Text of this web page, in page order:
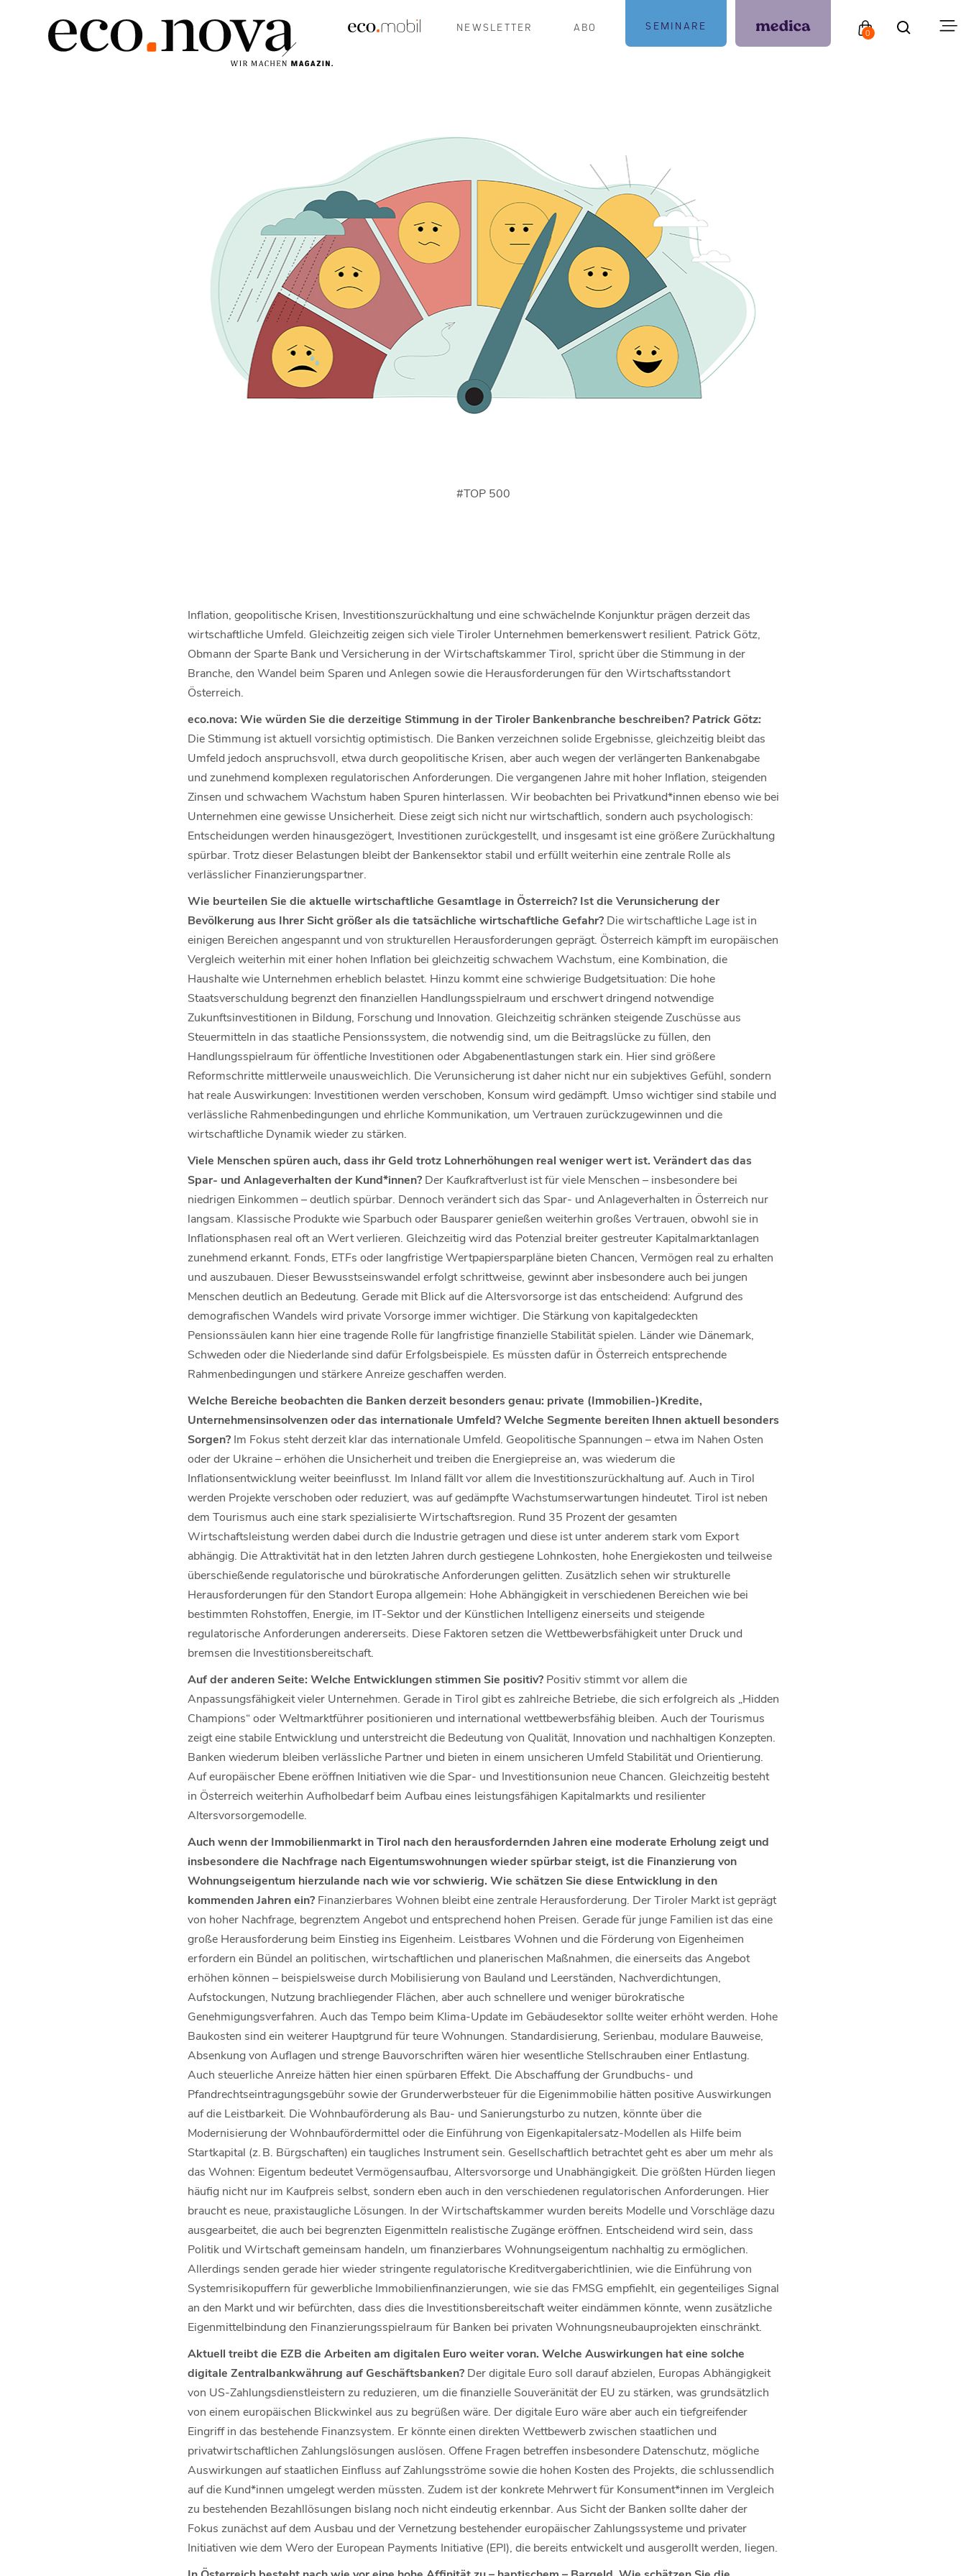
NEWSLETTER ABO SEMINARE
0
#TOP 500
Inflation, geopolitische Krisen, Investitionszurückhaltung und eine schwächelnde Konjunktur prägen derzeit das
wirtschaftliche Umfeld. Gleichzeitig zeigen sich viele Tiroler Unternehmen bemerkenswert resilient. Patrick Götz,
Obmann der Sparte Bank und Versicherung in der Wirtschaftskammer Tirol, spricht über die Stimmung in der
Branche, den Wandel beim Sparen und Anlegen sowie die Herausforderungen für den Wirtschaftsstandort
Österreich.
eco.nova: Wie würden Sie die derzeitige Stimmung in der Tiroler Bankenbranche beschreiben? Patrick Götz:
Die Stimmung ist aktuell vorsichtig optimistisch. Die Banken verzeichnen solide Ergebnisse, gleichzeitig bleibt das
Umfeld jedoch anspruchsvoll, etwa durch geopolitische Krisen, aber auch wegen der verlängerten Bankenabgabe
und zunehmend komplexen regulatorischen Anforderungen. Die vergangenen Jahre mit hoher Inflation, steigenden
Zinsen und schwachem Wachstum haben Spuren hinterlassen. Wir beobachten bei Privatkund*innen ebenso wie bei
Unternehmen eine gewisse Unsicherheit. Diese zeigt sich nicht nur wirtschaftlich, sondern auch psychologisch:
Entscheidungen werden hinausgezögert, Investitionen zurückgestellt, und insgesamt ist eine größere Zurückhaltung
spürbar. Trotz dieser Belastungen bleibt der Bankensektor stabil und erfüllt weiterhin eine zentrale Rolle als
verlässlicher Finanzierungspartner.
Wie beurteilen Sie die aktuelle wirtschaftliche Gesamtlage in Österreich? Ist die Verunsicherung der
Bevölkerung aus Ihrer Sicht größer als die tatsächliche wirtschaftliche Gefahr? Die wirtschaftliche Lage ist in
einigen Bereichen angespannt und von strukturellen Herausforderungen geprägt. Österreich kämpft im europäischen
Vergleich weiterhin mit einer hohen Inflation bei gleichzeitig schwachem Wachstum, eine Kombination, die
Haushalte wie Unternehmen erheblich belastet. Hinzu kommt eine schwierige Budgetsituation: Die hohe
Staatsverschuldung begrenzt den finanziellen Handlungsspielraum und erschwert dringend notwendige
Zukunftsinvestitionen in Bildung, Forschung und Innovation. Gleichzeitig schränken steigende Zuschüsse aus
Steuermitteln in das staatliche Pensionssystem, die notwendig sind, um die Beitragslücke zu füllen, den
Handlungsspielraum für öffentliche Investitionen oder Abgabenentlastungen stark ein. Hier sind größere
Reformschritte mittlerweile unausweichlich. Die Verunsicherung ist daher nicht nur ein subjektives Gefühl, sondern
hat reale Auswirkungen: Investitionen werden verschoben, Konsum wird gedämpft. Umso wichtiger sind stabile und
verlässliche Rahmenbedingungen und ehrliche Kommunikation, um Vertrauen zurückzugewinnen und die
wirtschaftliche Dynamik wieder zu stärken.
Viele Menschen spüren auch, dass ihr Geld trotz Lohnerhöhungen real weniger wert ist. Verändert das das
Spar- und Anlageverhalten der Kund*innen? Der Kaufkraftverlust ist für viele Menschen – insbesondere bei
niedrigen Einkommen – deutlich spürbar. Dennoch verändert sich das Spar- und Anlageverhalten in Österreich nur
langsam. Klassische Produkte wie Sparbuch oder Bausparer genießen weiterhin großes Vertrauen, obwohl sie in
Inflationsphasen real oft an Wert verlieren. Gleichzeitig wird das Potenzial breiter gestreuter Kapitalmarktanlagen
zunehmend erkannt. Fonds, ETFs oder langfristige Wertpapiersparpläne bieten Chancen, Vermögen real zu erhalten
und auszubauen. Dieser Bewusstseinswandel erfolgt schrittweise, gewinnt aber insbesondere auch bei jungen
Menschen deutlich an Bedeutung. Gerade mit Blick auf die Altersvorsorge ist das entscheidend: Aufgrund des
demografischen Wandels wird private Vorsorge immer wichtiger. Die Stärkung von kapitalgedeckten
Pensionssäulen kann hier eine tragende Rolle für langfristige finanzielle Stabilität spielen. Länder wie Dänemark,
Schweden oder die Niederlande sind dafür Erfolgsbeispiele. Es müssten dafür in Österreich entsprechende
Rahmenbedingungen und stärkere Anreize geschaffen werden.
Welche Bereiche beobachten die Banken derzeit besonders genau: private (Immobilien-)Kredite,
Unternehmensinsolvenzen oder das internationale Umfeld? Welche Segmente bereiten Ihnen aktuell besonders
Sorgen? Im Fokus steht derzeit klar das internationale Umfeld. Geopolitische Spannungen – etwa im Nahen Osten
oder der Ukraine – erhöhen die Unsicherheit und treiben die Energiepreise an, was wiederum die
Inflationsentwicklung weiter beeinflusst. Im Inland fällt vor allem die Investitionszurückhaltung auf. Auch in Tirol
werden Projekte verschoben oder reduziert, was auf gedämpfte Wachstumserwartungen hindeutet. Tirol ist neben
dem Tourismus auch eine stark spezialisierte Wirtschaftsregion. Rund 35 Prozent der gesamten
Wirtschaftsleistung werden dabei durch die Industrie getragen und diese ist unter anderem stark vom Export
abhängig. Die Attraktivität hat in den letzten Jahren durch gestiegene Lohnkosten, hohe Energiekosten und teilweise
überschießende regulatorische und bürokratische Anforderungen gelitten. Zusätzlich sehen wir strukturelle
Herausforderungen für den Standort Europa allgemein: Hohe Abhängigkeit in verschiedenen Bereichen wie bei
bestimmten Rohstoffen, Energie, im IT-Sektor und der Künstlichen Intelligenz einerseits und steigende
regulatorische Anforderungen andererseits. Diese Faktoren setzen die Wettbewerbsfähigkeit unter Druck und
bremsen die Investitionsbereitschaft.
Auf der anderen Seite: Welche Entwicklungen stimmen Sie positiv? Positiv stimmt vor allem die
Anpassungsfähigkeit vieler Unternehmen. Gerade in Tirol gibt es zahlreiche Betriebe, die sich erfolgreich als „Hidden
Champions“ oder Weltmarktführer positionieren und international wettbewerbsfähig bleiben. Auch der Tourismus
zeigt eine stabile Entwicklung und unterstreicht die Bedeutung von Qualität, Innovation und nachhaltigen Konzepten.
Banken wiederum bleiben verlässliche Partner und bieten in einem unsicheren Umfeld Stabilität und Orientierung.
Auf europäischer Ebene eröffnen Initiativen wie die Spar- und Investitionsunion neue Chancen. Gleichzeitig besteht
in Österreich weiterhin Aufholbedarf beim Aufbau eines leistungsfähigen Kapitalmarkts und resilienter
Altersvorsorgemodelle.
Auch wenn der Immobilienmarkt in Tirol nach den herausfordernden Jahren eine moderate Erholung zeigt und
insbesondere die Nachfrage nach Eigentumswohnungen wieder spürbar steigt, ist die Finanzierung von
Wohnungseigentum hierzulande nach wie vor schwierig. Wie schätzen Sie diese Entwicklung in den
kommenden Jahren ein? Finanzierbares Wohnen bleibt eine zentrale Herausforderung. Der Tiroler Markt ist geprägt
von hoher Nachfrage, begrenztem Angebot und entsprechend hohen Preisen. Gerade für junge Familien ist das eine
große Herausforderung beim Einstieg ins Eigenheim. Leistbares Wohnen und die Förderung von Eigenheimen
erfordern ein Bündel an politischen, wirtschaftlichen und planerischen Maßnahmen, die einerseits das Angebot
erhöhen können – beispielsweise durch Mobilisierung von Bauland und Leerständen, Nachverdichtungen,
Aufstockungen, Nutzung brachliegender Flächen, aber auch schnellere und weniger bürokratische
Genehmigungsverfahren. Auch das Tempo beim Klima-Update im Gebäudesektor sollte weiter erhöht werden. Hohe
Baukosten sind ein weiterer Hauptgrund für teure Wohnungen. Standardisierung, Serienbau, modulare Bauweise,
Absenkung von Auflagen und strenge Bauvorschriften wären hier wesentliche Stellschrauben einer Entlastung.
Auch steuerliche Anreize hätten hier einen spürbaren Effekt. Die Abschaffung der Grundbuchs- und
Pfandrechtseintragungsgebühr sowie der Grunderwerbsteuer für die Eigenimmobilie hätten positive Auswirkungen
auf die Leistbarkeit. Die Wohnbauförderung als Bau- und Sanierungsturbo zu nutzen, könnte über die
Modernisierung der Wohnbaufördermittel oder die Einführung von Eigenkapitalersatz-Modellen als Hilfe beim
Startkapital (z. B. Bürgschaften) ein taugliches Instrument sein. Gesellschaftlich betrachtet geht es aber um mehr als
das Wohnen: Eigentum bedeutet Vermögensaufbau, Altersvorsorge und Unabhängigkeit. Die größten Hürden liegen
häufig nicht nur im Kaufpreis selbst, sondern eben auch in den verschiedenen regulatorischen Anforderungen. Hier
braucht es neue, praxistaugliche Lösungen. In der Wirtschaftskammer wurden bereits Modelle und Vorschläge dazu
ausgearbeitet, die auch bei begrenzten Eigenmitteln realistische Zugänge eröffnen. Entscheidend wird sein, dass
Politik und Wirtschaft gemeinsam handeln, um finanzierbares Wohnungseigentum nachhaltig zu ermöglichen.
Allerdings senden gerade hier wieder stringente regulatorische Kreditvergaberichtlinien, wie die Einführung von
Systemrisikopuffern für gewerbliche Immobilienfinanzierungen, wie sie das FMSG empfiehlt, ein gegenteiliges Signal
an den Markt und wir befürchten, dass dies die Investitionsbereitschaft weiter eindämmen könnte, wenn zusätzliche
Eigenmittelbindung den Finanzierungsspielraum für Banken bei privaten Wohnungsneubauprojekten einschränkt.
Aktuell treibt die EZB die Arbeiten am digitalen Euro weiter voran. Welche Auswirkungen hat eine solche
digitale Zentralbankwährung auf Geschäftsbanken? Der digitale Euro soll darauf abzielen, Europas Abhängigkeit
von US-Zahlungsdienstleistern zu reduzieren, um die finanzielle Souveränität der EU zu stärken, was grundsätzlich
von einem europäischen Blickwinkel aus zu begrüßen wäre. Der digitale Euro wäre aber auch ein tiefgreifender
Eingriff in das bestehende Finanzsystem. Er könnte einen direkten Wettbewerb zwischen staatlichen und
privatwirtschaftlichen Zahlungslösungen auslösen. Offene Fragen betreffen insbesondere Datenschutz, mögliche
Auswirkungen auf staatlichen Einfluss auf Zahlungsströme sowie die hohen Kosten des Projekts, die schlussendlich
auf die Kund*innen umgelegt werden müssten. Zudem ist der konkrete Mehrwert für Konsument*innen im Vergleich
zu bestehenden Bezahllösungen bislang noch nicht eindeutig erkennbar. Aus Sicht der Banken sollte daher der
Fokus zunächst auf dem Ausbau und der Vernetzung bestehender europäischer Zahlungssysteme und privater
Initiativen wie dem Wero der European Payments Initiative (EPI), die bereits entwickelt und ausgerollt werden, liegen.